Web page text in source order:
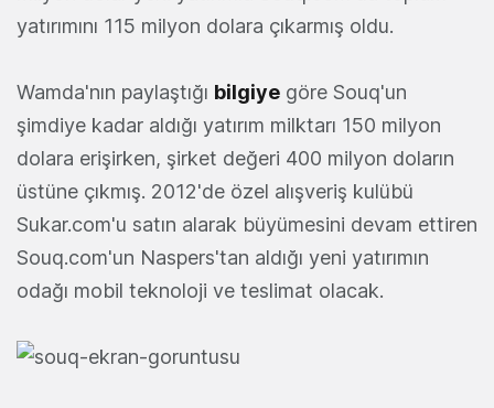
yatırımını 115 milyon dolara çıkarmış oldu.
Wamda'nın paylaştığı bilgiye göre Souq'un
şimdiye kadar aldığı yatırım milktarı 150 milyon
dolara erişirken, şirket değeri 400 milyon doların
üstüne çıkmış. 2012'de özel alışveriş kulübü
Sukar.com'u satın alarak büyümesini devam ettiren
Souq.com'un Naspers'tan aldığı yeni yatırımın
odağı mobil teknoloji ve teslimat olacak.